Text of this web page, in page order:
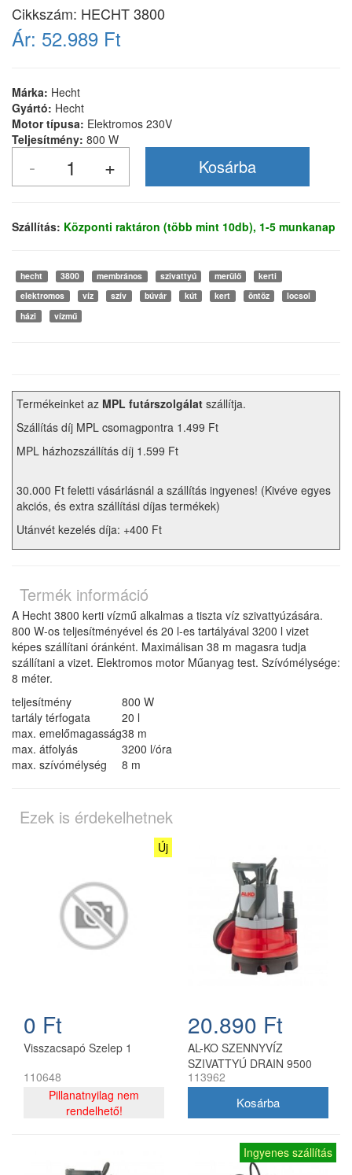
Cikkszám: HECHT 3800
Ár: 52.989 Ft
Márka: Hecht
Gyártó: Hecht
Motor típusa: Elektromos 230V
Teljesítmény: 800 W
Szállítás: Központi raktáron (több mint 10db), 1-5 munkanap
hecht 3800 membrános szivattyú merülő
kerti
elektromos
víz szív búvár kút kert öntöz
locsol
házi
vízmű
Termékeinket az MPL futárszolgálat szállítja.
Szállítás díj MPL csomagpontra 1.499 Ft
MPL házhozszállítás díj 1.599 Ft
30.000 Ft feletti vásárlásnál a szállítás ingyenes! (Kivéve egyes
akciós, és extra szállítási díjas termékek)
Utánvét kezelés díja: +400 Ft
Termék információ
A Hecht 3800 kerti vízmű alkalmas a tiszta víz szivattyúzására.
800 W-os teljesítményével és 20 l-es tartályával 3200 l vizet
képes szállítani óránként. Maximálisan 38 m magasra tudja
szállítani a vizet. Elektromos motor Műanyag test. Szívómélysége:
8 méter.
teljesítmény
800 W
tartály térfogata
20 l
max. emelőmagasság38 m
max. átfolyás
3200 l/óra
max. szívómélység
8 m
Ezek is érdekelhetnek
Új
0 Ft
Visszacsapó Szelep 1
110648
Pillanatnyilag nem
rendelhető!
20.890 Ft
AL-KO SZENNYVÍZ
SZIVATTYÚ DRAIN 9500
EASY
113962
Ingyenes szállítás